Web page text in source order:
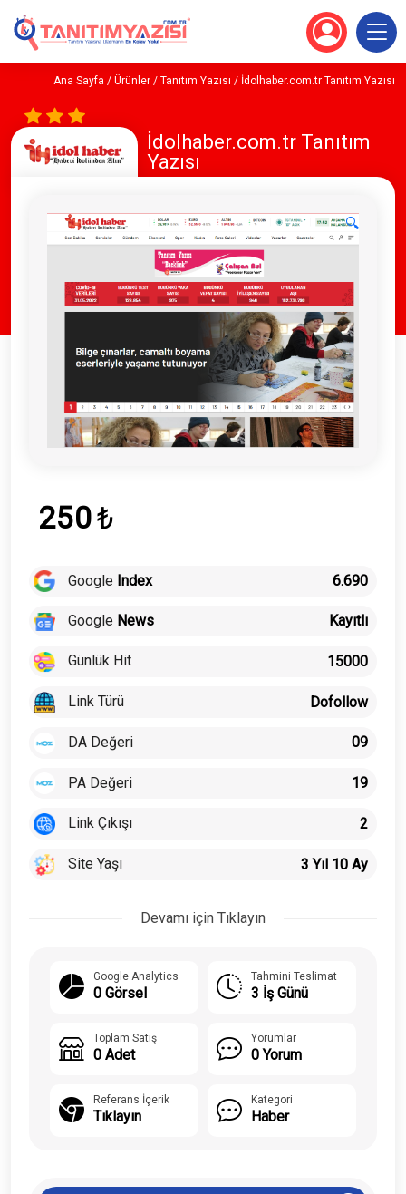
Ana Sayfa / Ürünler / Tanıtım Yazısı / İdolhaber.com.tr Tanıtım Yazısı
İdolhaber.com.tr Tanıtım
Yazısı
🔍
250₺
Google Index 6.690
Google News Kayıtlı
Günlük Hit 15000
Link Türü Dofollow
DA Değeri 09
PA Değeri 19
Link Çıkışı 2
Site Yaşı 3 Yıl 10 Ay
Devamı için Tıklayın
Google Analytics
0 Görsel
Tahmini Teslimat
3 İş Günü
Toplam Satış
0 Adet
Yorumlar
0 Yorum
Referans İçerik
Tıklayın
Kategori
Haber